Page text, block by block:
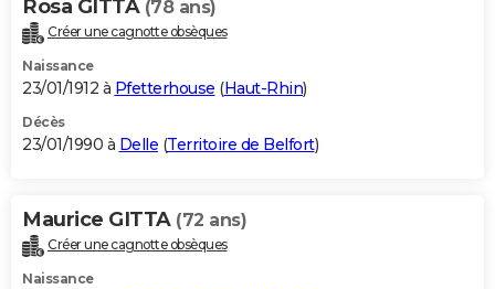
Rosa GITTA (78 ans)
Créer une cagnotte obsèques
Naissance
23/01/1912 à Pfetterhouse (Haut-Rhin)
Décès
23/01/1990 à Delle (Territoire de Belfort)
Maurice GITTA (72 ans)
Créer une cagnotte obsèques
Naissance